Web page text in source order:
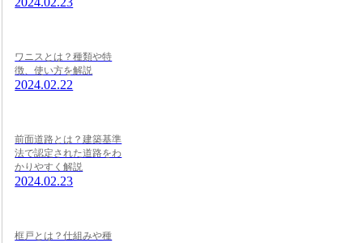
ワニスとは？種類や特
徴、使い方を解説
2024.02.22
前面道路とは？建築基準
法で認定された道路をわ
かりやすく解説
2024.02.23
框戸とは？仕組みや種